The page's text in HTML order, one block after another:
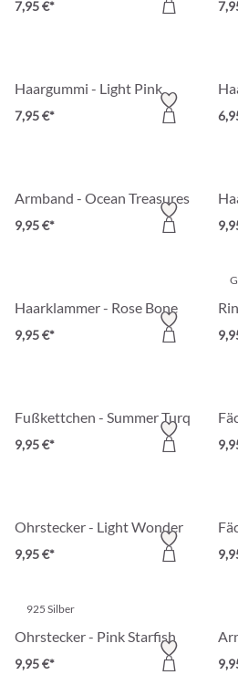
7,95 €*
Haargummi - Light Pink
7,95 €*
Armband - Ocean Treasures
9,95 €*
Haarklammer - Rose Bone
9,95 €*
Fußkettchen - Summer Turqouise
9,95 €*
Ohrstecker - Light Wonder
9,95 €*
925 Silber
Ohrstecker - Pink Starfish
9,95 €*